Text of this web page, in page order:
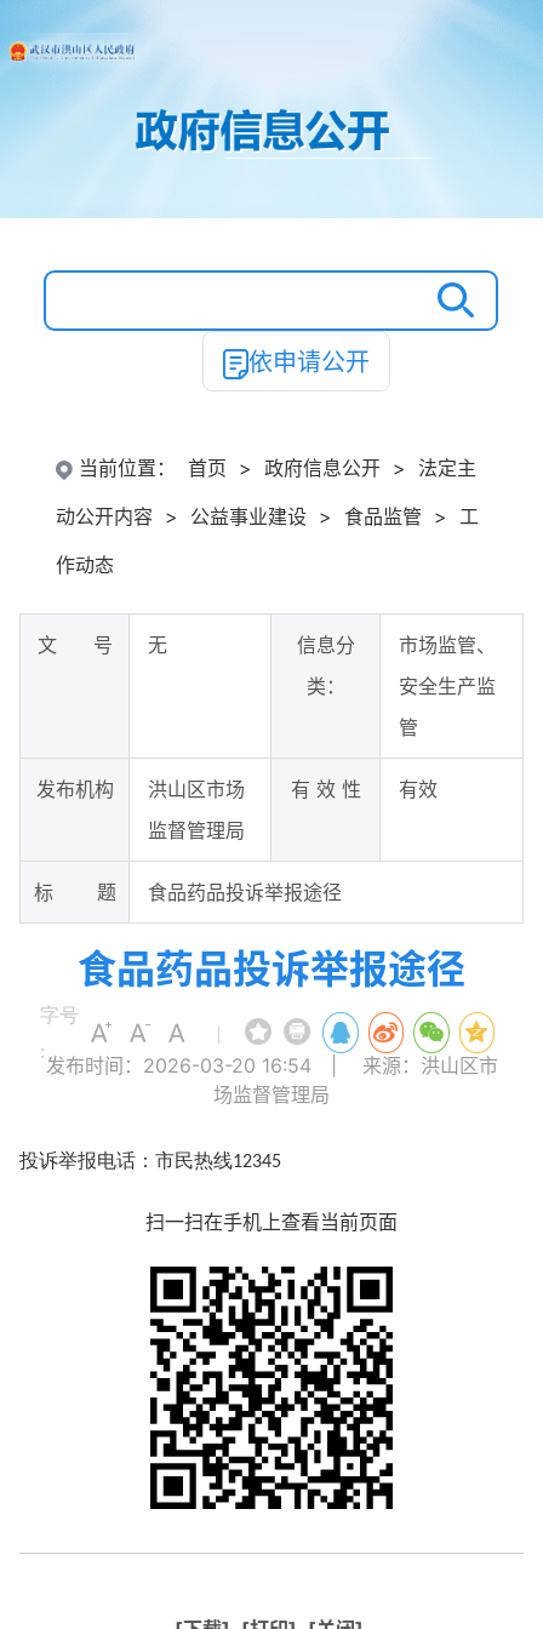
依申请公开
当前位置： 首页 > 政府信息公开 >
法定主
动公开内容 > 公益事业建设 > 食品监管 > 工
作动态
文 号 无
信息分
类：
市场监管、
安全生产监
管
发布机构
洪山区市场
监督管理局
有 效 性 有效
标 题 食品药品投诉举报途径
食品药品投诉举报途径
字号
:
|
发布时间：2026-03-20 16:54
来源：洪山区市
场监督管理局
投诉举报电话：市民热线12345
扫一扫在手机上查看当前页面